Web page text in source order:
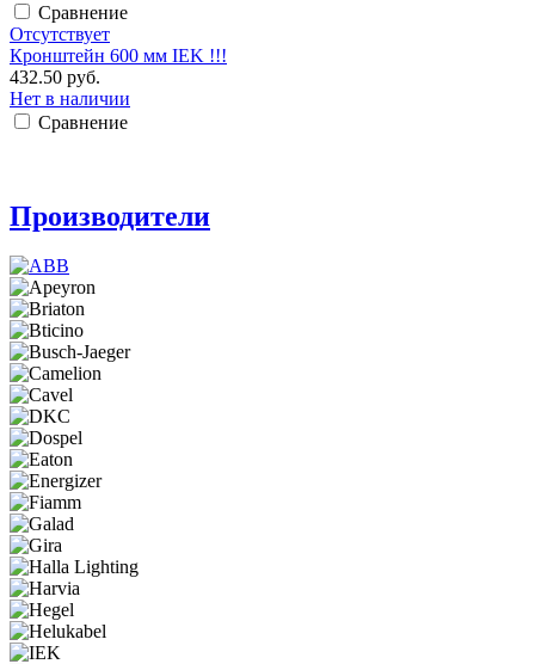
Сравнение
Отсутствует
Кронштейн 600 мм IEK !!!
432.50 руб.
Нет в наличии
Сравнение
Производители